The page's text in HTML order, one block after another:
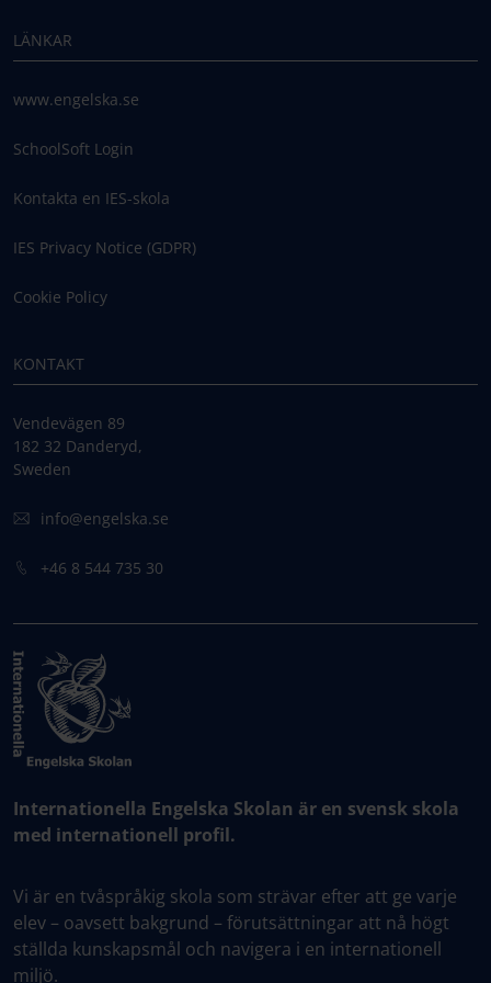
LÄNKAR
www.engelska.se
SchoolSoft Login
Kontakta en IES-skola
IES Privacy Notice (GDPR)
Cookie Policy
KONTAKT
Vendevägen 89
182 32 Danderyd,
Sweden
info@engelska.se
+46 8 544 735 30
Internationella Engelska Skolan är en svensk skola
med internationell profil.
Vi är en tvåspråkig skola som strävar efter att ge varje
elev – oavsett bakgrund – förutsättningar att nå högt
ställda kunskapsmål och navigera i en internationell
miljö.